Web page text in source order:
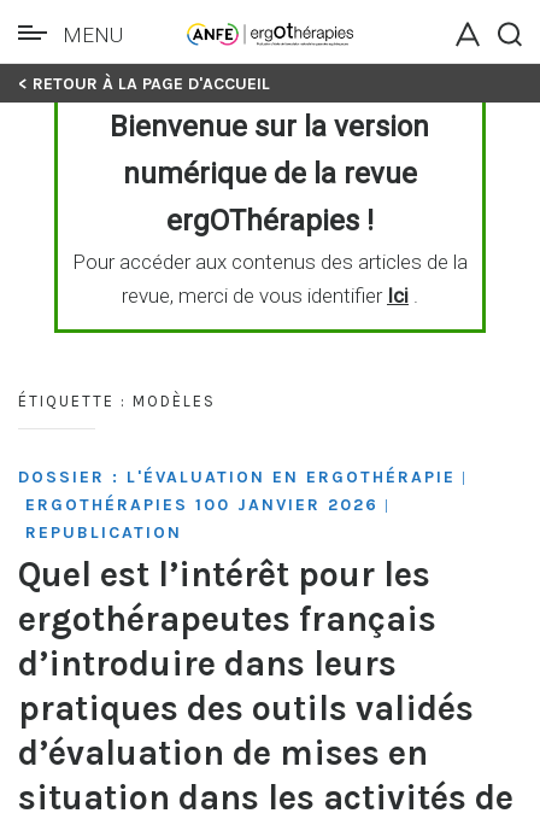
Skip
MENU
< RETOUR À LA PAGE D'ACCUEIL
Bienvenue sur la version
numérique de la revue
ergOThérapies !
Pour accéder aux contenus des articles de la
revue, merci de vous identifier Ici.
ÉTIQUETTE : MODÈLES
DOSSIER : L'ÉVALUATION EN ERGOTHÉRAPIE |
ERGOTHÉRAPIES 100 JANVIER 2026 |
REPUBLICATION
Quel est l’intérêt pour les
ergothérapeutes français
d’introduire dans leurs
pratiques des outils validés
d’évaluation de mises en
situation dans les activités de